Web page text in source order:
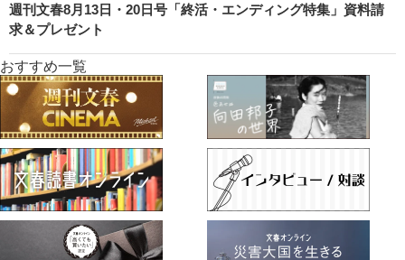
週刊文春8月13日・20日号「終活・エンディング特集」資料請
求＆プレゼント
おすすめ一覧